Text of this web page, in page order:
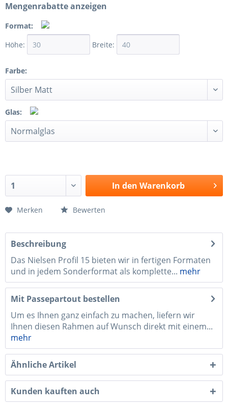
Mengenrabatte anzeigen
Format:
Höhe:
Breite:
Farbe:
Glas:
In den Warenkorb
Merken Bewerten
Beschreibung
Das Nielsen Profil 15 bieten wir in fertigen Formaten
und in jedem Sonderformat als komplette... mehr
Mit Passepartout bestellen
Um es Ihnen ganz einfach zu machen, liefern wir
Ihnen diesen Rahmen auf Wunsch direkt mit einem...
mehr
Ähnliche Artikel
Kunden kauften auch